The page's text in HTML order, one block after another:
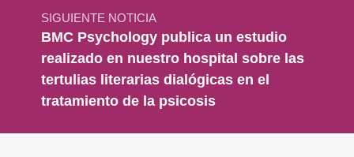
SIGUIENTE NOTICIA
BMC Psychology publica un estudio
realizado en nuestro hospital sobre las
tertulias literarias dialógicas en el
tratamiento de la psicosis